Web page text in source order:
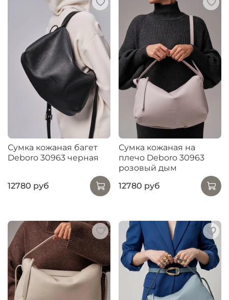
Сумка кожаная багет
Deboro 30963 черная
12780 руб
Сумка кожаная на
плечо Deboro 30963
розовый дым
12780 руб